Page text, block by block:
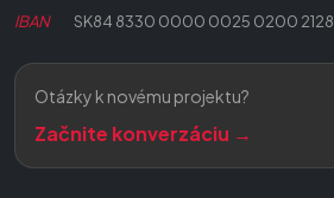
IBAN
SK84 8330 0000 0025 0200 2128
Otázky k novému projektu?
Začnite konverzáciu →